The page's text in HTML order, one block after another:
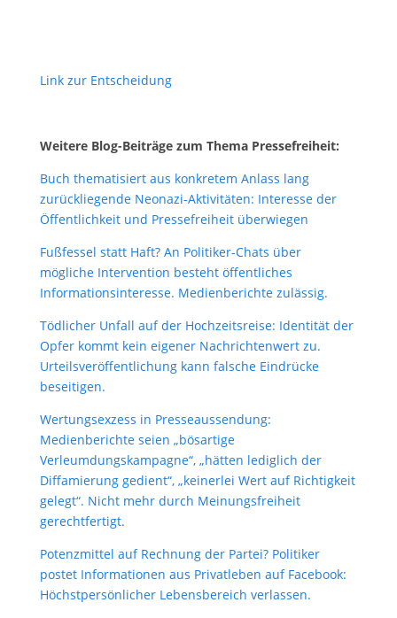
Link zur Entscheidung
Weitere Blog-Beiträge zum Thema Pressefreiheit:
Buch thematisiert aus konkretem Anlass lang
zurückliegende Neonazi-Aktivitäten: Interesse der
Öffentlichkeit und Pressefreiheit überwiegen
Fußfessel statt Haft? An Politiker-Chats über
mögliche Intervention besteht öffentliches
Informationsinteresse. Medienberichte zulässig.
Tödlicher Unfall auf der Hochzeitsreise: Identität der
Opfer kommt kein eigener Nachrichtenwert zu.
Urteilsveröffentlichung kann falsche Eindrücke
beseitigen.
Wertungsexzess in Presseaussendung:
Medienberichte seien „bösartige
Verleumdungskampagne“, „hätten lediglich der
Diffamierung gedient“, „keinerlei Wert auf Richtigkeit
gelegt“. Nicht mehr durch Meinungsfreiheit
gerechtfertigt.
Potenzmittel auf Rechnung der Partei? Politiker
postet Informationen aus Privatleben auf Facebook:
Höchstpersönlicher Lebensbereich verlassen.